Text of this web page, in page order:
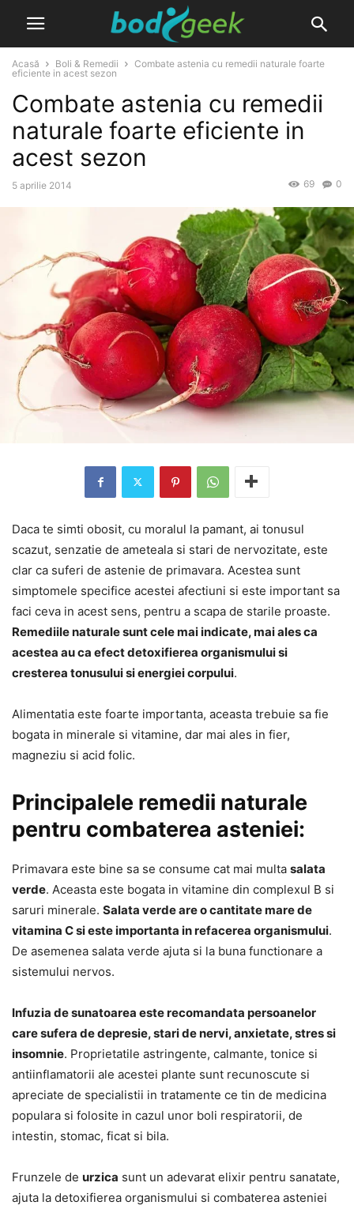
Acasă Boli & Remedii
Combate astenia cu remedii naturale foarte
eficiente in acest sezon
Combate astenia cu remedii
naturale foarte eficiente in
acest sezon
5 aprilie 2014 0
69
Daca te simti obosit, cu moralul la pamant, ai tonusul
scazut, senzatie de ameteala si stari de nervozitate, este
clar ca suferi de astenie de primavara. Acestea sunt
simptomele specifice acestei afectiuni si este important sa
faci ceva in acest sens, pentru a scapa de starile proaste.
Remediile naturale sunt cele mai indicate, mai ales ca
acestea au ca efect detoxifierea organismului si
cresterea tonusului si energiei corpului.
Alimentatia este foarte importanta, aceasta trebuie sa fie
bogata in minerale si vitamine, dar mai ales in fier,
magneziu si acid folic.
Principalele remedii naturale
pentru combaterea asteniei:
Primavara este bine sa se consume cat mai multa salata
verde. Aceasta este bogata in vitamine din complexul B si
saruri minerale. Salata verde are o cantitate mare de
vitamina C si este importanta in refacerea organismului.
De asemenea salata verde ajuta si la buna functionare a
sistemului nervos.
Infuzia de sunatoarea este recomandata persoanelor
care sufera de depresie, stari de nervi, anxietate, stres si
insomnie. Proprietatile astringente, calmante, tonice si
antiinflamatorii ale acestei plante sunt recunoscute si
apreciate de specialistii in tratamente ce tin de medicina
populara si folosite in cazul unor boli respiratorii, de
intestin, stomac, ficat si bila.
Frunzele de urzica sunt un adevarat elixir pentru sanatate,
ajuta la detoxifierea organismului si combaterea asteniei